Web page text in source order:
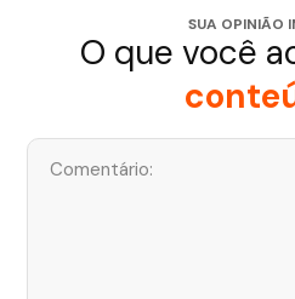
SUA OPINIÃO
O que você